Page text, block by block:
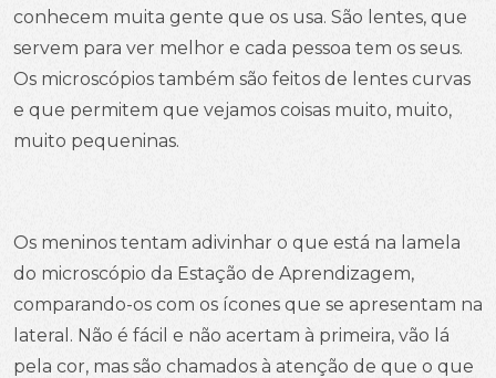
conhecem muita gente que os usa. São lentes, que
servem para ver melhor e cada pessoa tem os seus.
Os microscópios também são feitos de lentes curvas
e que permitem que vejamos coisas muito, muito,
muito pequeninas.
Os meninos tentam adivinhar o que está na lamela
do microscópio da Estação de Aprendizagem,
comparando-os com os ícones que se apresentam na
lateral. Não é fácil e não acertam à primeira, vão lá
pela cor, mas são chamados à atenção de que o que